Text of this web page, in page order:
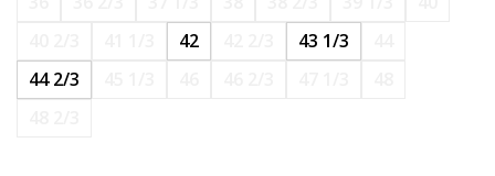
42 43 1/3
44 2/3